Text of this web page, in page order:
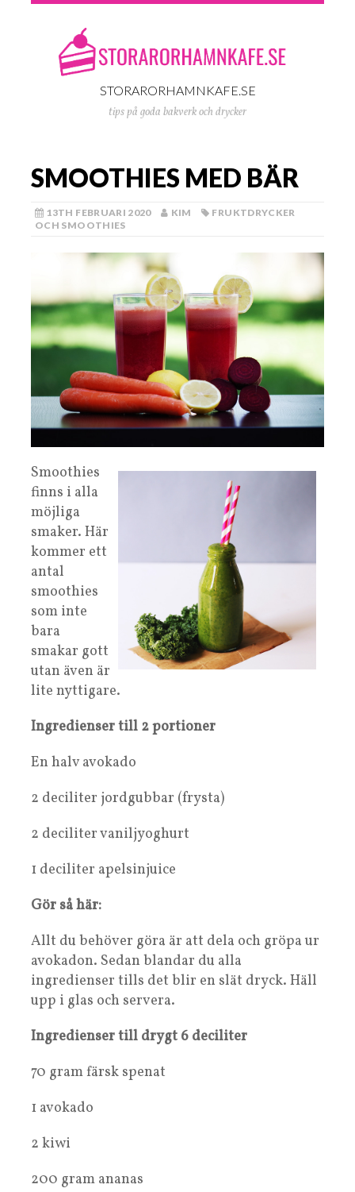
STORARORHAMNKAFE.SE
tips på goda bakverk och drycker
SMOOTHIES MED BÄR
13TH FEBRUARI 2020 KIM
FRUKTDRYCKER
OCH SMOOTHIES
Smoothies
finns i alla
möjliga
smaker. Här
kommer ett
antal
smoothies
som inte
bara
smakar gott
utan även är
lite nyttigare.
Ingredienser till 2 portioner
En halv avokado
2 deciliter jordgubbar (frysta)
2 deciliter vaniljyoghurt
1 deciliter apelsinjuice
Gör så här:
Allt du behöver göra är att dela och gröpa ur
avokadon. Sedan blandar du alla
ingredienser tills det blir en slät dryck. Häll
upp i glas och servera.
Ingredienser till drygt 6 deciliter
70 gram färsk spenat
1 avokado
2 kiwi
200 gram ananas